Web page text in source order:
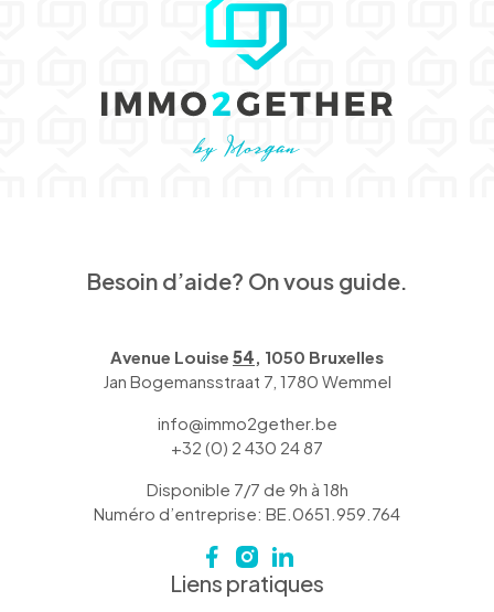
Besoin d’aide? On vous guide.
Avenue Louise 54, 1050 Bruxelles
Jan Bogemansstraat 7, 1780 Wemmel
info@immo2gether.be
+32 (0) 2 430 24 87
Disponible 7/7 de 9h à 18h
Numéro d’entreprise: BE.0651.959.764
Liens pratiques